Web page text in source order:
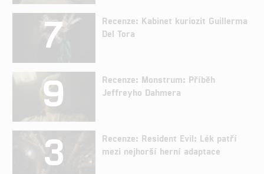
7
Recenze: Kabinet kuriozit Guillerma
Del Tora
9
Recenze: Monstrum: Příběh
Jeffreyho Dahmera
3
Recenze: Resident Evil: Lék patří
mezi nejhorší herní adaptace